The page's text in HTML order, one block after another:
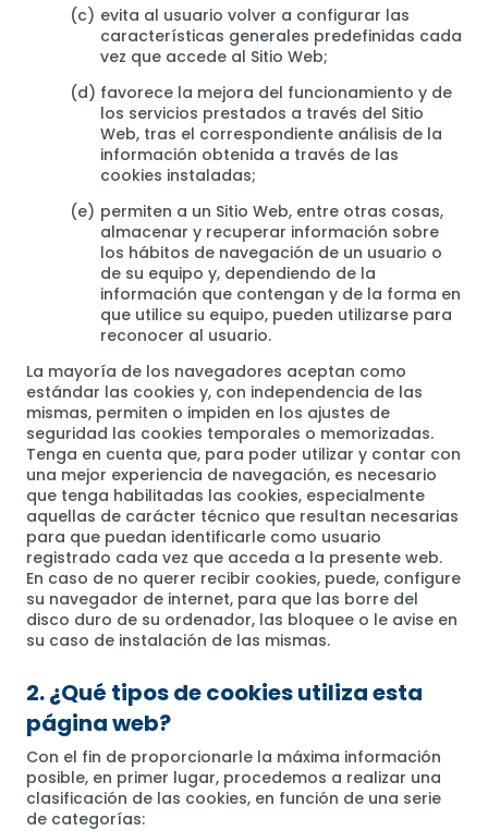
evita al usuario volver a configurar las
características generales predefinidas cada
vez que accede al Sitio Web;
favorece la mejora del funcionamiento y de
los servicios prestados a través del Sitio
Web, tras el correspondiente análisis de la
información obtenida a través de las
cookies instaladas;
permiten a un Sitio Web, entre otras cosas,
almacenar y recuperar información sobre
los hábitos de navegación de un usuario o
de su equipo y, dependiendo de la
información que contengan y de la forma en
que utilice su equipo, pueden utilizarse para
reconocer al usuario.
La mayoría de los navegadores aceptan como
estándar las cookies y, con independencia de las
mismas, permiten o impiden en los ajustes de
seguridad las cookies temporales o memorizadas.
Tenga en cuenta que, para poder utilizar y contar con
una mejor experiencia de navegación, es necesario
que tenga habilitadas las cookies, especialmente
aquellas de carácter técnico que resultan necesarias
para que puedan identificarle como usuario
registrado cada vez que acceda a la presente web.
En caso de no querer recibir cookies, puede, configure
su navegador de internet, para que las borre del
disco duro de su ordenador, las bloquee o le avise en
su caso de instalación de las mismas.
2. ¿Qué tipos de cookies utiliza esta
página web?
Con el fin de proporcionarle la máxima información
posible, en primer lugar, procedemos a realizar una
clasificación de las cookies, en función de una serie
de categorías: